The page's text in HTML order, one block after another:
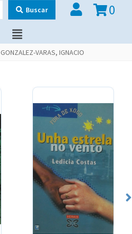
Buscar 0
GONZALEZ-VARAS, IGNACIO